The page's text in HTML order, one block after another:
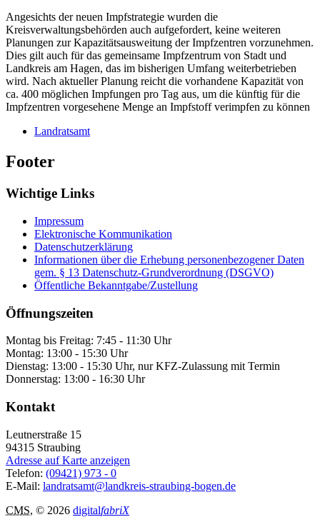
Angesichts der neuen Impfstrategie wurden die
Kreisverwaltungsbehörden auch aufgefordert, keine weiteren
Planungen zur Kapazitätsausweitung der Impfzentren vorzunehmen.
Dies gilt auch für das gemeinsame Impfzentrum von Stadt und
Landkreis am Hagen, das im bisherigen Umfang weiterbetrieben
wird. Nach aktueller Planung reicht die vorhandene Kapazität von
ca. 400 möglichen Impfungen pro Tag aus, um die künftig für die
Impfzentren vorgesehene Menge an Impfstoff verimpfen zu können
Landratsamt
Footer
Wichtige Links
Impressum
Elektronische Kommunikation
Datenschutzerklärung
Informationen über die Erhebung personenbezogener Daten
gem. § 13 Datenschutz-Grundverordnung (DSGVO)
Öffentliche Bekanntgabe/Zustellung
Öffnungszeiten
Montag bis Freitag: 7:45 - 11:30 Uhr
Montag: 13:00 - 15:30 Uhr
Dienstag: 13:00 - 15:30 Uhr, nur KFZ-Zulassung mit Termin
Donnerstag: 13:00 - 16:30 Uhr
Kontakt
Leutnerstraße 15
94315 Straubing
Adresse auf Karte anzeigen
Telefon: (09421) 973 - 0
E-Mail: landratsamt@landkreis-straubing-bogen.de
CMS, © 2026 digitalfabriX